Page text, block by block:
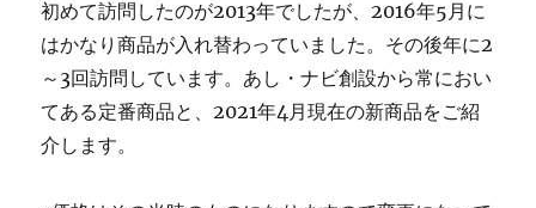
初めて訪問したのが2013年でしたが、2016年5月に
はかなり商品が入れ替わっていました。その後年に2
～3回訪問しています。あし・ナビ創設から常におい
てある定番商品と、2021年4月現在の新商品をご紹
介します。